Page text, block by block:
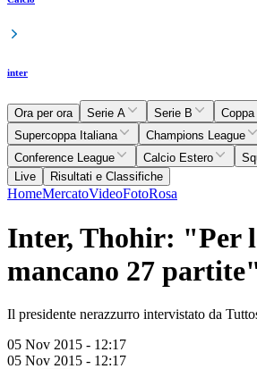
inter
Ora per ora Serie A Serie B
Supercoppa Italiana
Champions League
Conference League
Calcio Estero
Live
Risultati e Classifiche
HomeMercatoVideoFotoRosa
Inter, Thohir: "Per
mancano 27
Il presidente nerazzurro intervistato da
05 Nov 2015 - 12:17
05 Nov 2015 - 12:17